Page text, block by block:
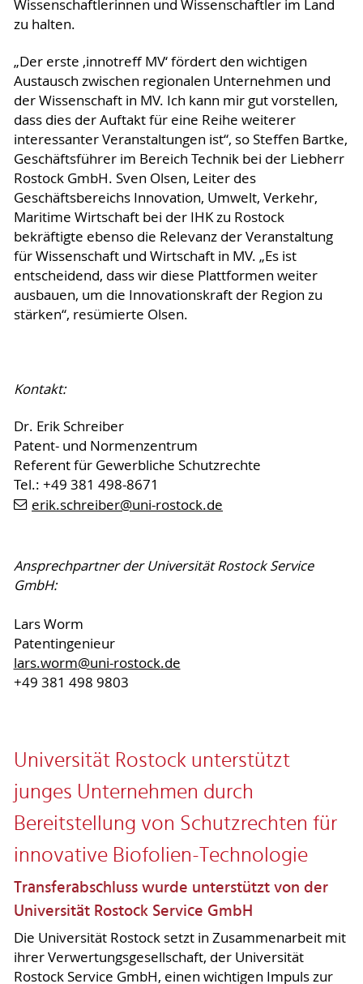
Wissenschaftlerinnen und Wissenschaftler im Land
zu halten.
„Der erste ,innotreff MV‘ fördert den wichtigen
Austausch zwischen regionalen Unternehmen und
der Wissenschaft in MV. Ich kann mir gut vorstellen,
dass dies der Auftakt für eine Reihe weiterer
interessanter Veranstaltungen ist“, so Steffen Bartke,
Geschäftsführer im Bereich Technik bei der Liebherr
Rostock GmbH. Sven Olsen, Leiter des
Geschäftsbereichs Innovation, Umwelt, Verkehr,
Maritime Wirtschaft bei der IHK zu Rostock
bekräftigte ebenso die Relevanz der Veranstaltung
für Wissenschaft und Wirtschaft in MV. „Es ist
entscheidend, dass wir diese Plattformen weiter
ausbauen, um die Innovationskraft der Region zu
stärken“, resümierte Olsen.
Kontakt:
Dr. Erik Schreiber
Patent- und Normenzentrum
Referent für Gewerbliche Schutzrechte
Tel.: +49 381 498-8671
erik.schreiber@uni-rostock.de
Ansprechpartner der Universität Rostock Service
GmbH:
Lars Worm
Patentingenieur
lars.worm@uni-rostock.de
+49 381 498 9803
Universität Rostock unterstützt
junges Unternehmen durch
Bereitstellung von Schutzrechten für
innovative Biofolien-Technologie
Transferabschluss wurde unterstützt von der
Universität Rostock Service GmbH
Die Universität Rostock setzt in Zusammenarbeit mit
ihrer Verwertungsgesellschaft, der Universität
Rostock Service GmbH, einen wichtigen Impuls zur